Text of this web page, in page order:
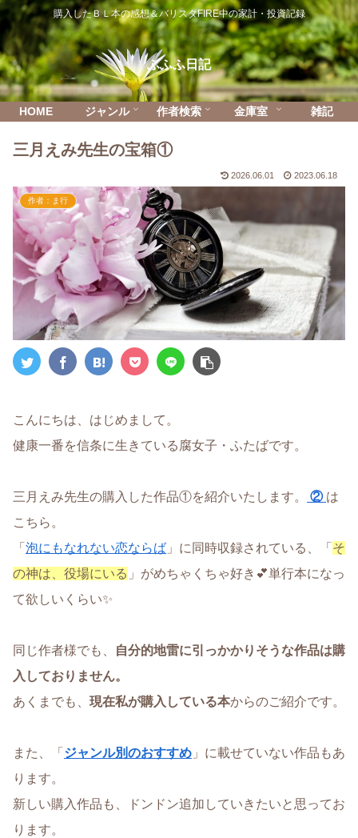
購入したＢＬ本の感想＆バリスタFIRE中の家計・投資記録
ふふふ日記
HOME ジャンル 作者検索 金庫室 雑記
三月えみ先生の宝箱①
2026.06.01 2023.06.18
作者：ま行
こんにちは、はじめまして。
健康一番を信条に生きている腐女子・ふたばです。
三月えみ先生の購入した作品①を紹介いたします。 ② は
こちら。
「 泡にもなれない恋ならば 」に同時収録されている、「 そ
の神は、役場にいる 」がめちゃくちゃ好き💕単行本になっ
て欲しいくらい✨
同じ作者様でも、
自分的地雷に引っかかりそうな作品は購
入しておりません。
あくまでも、 現在私が購入している本からのご紹介です。
また、「 ジャンル別のおすすめ 」に載せていない作品もあ
ります。
新しい購入作品も、ドンドン追加していきたいと思ってお
ります。